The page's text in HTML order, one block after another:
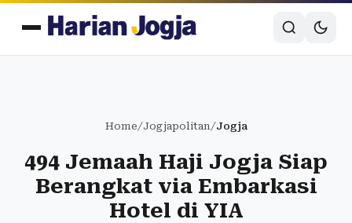
Home/Jogjapolitan/Jogja
494 Jemaah Haji Jogja Siap
Berangkat via Embarkasi
Hotel di YIA